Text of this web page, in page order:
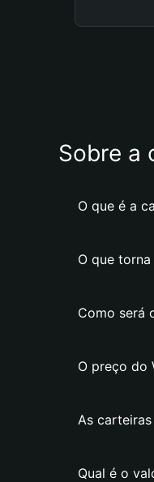
Sobre a
O que é a
O que
Como será
O preço do
As
Qual é o